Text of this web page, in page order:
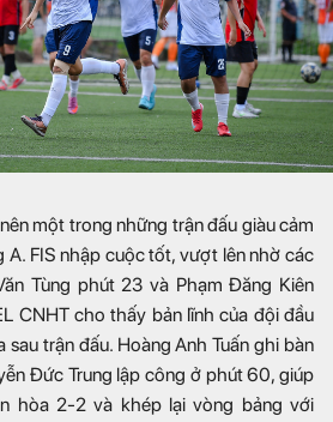
một trong những trận đấu giàu cảm
FIS nhập cuộc tốt, vượt lên nhờ các
Tùng phút 23 và Phạm Đăng Kiên
CNHT cho thấy bản lĩnh của đội đầu
sau trận đấu. Hoàng Anh Tuấn ghi bàn
Đức Trung lập công ở phút 60, giúp
hòa 2-2 và khép lại vòng bảng với